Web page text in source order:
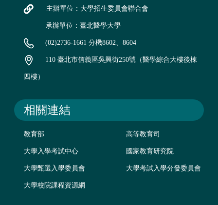
主辦單位：大學招生委員會聯合會
承辦單位：臺北醫學大學
(02)2736-1661 分機8602、8604
110 臺北市信義區吳興街250號（醫學綜合大樓後棟
四樓）
相關連結
教育部 高等教育司
大學入學考試中心 國家教育研究院
大學甄選入學委員會 大學考試入學分發委員會
大學校院課程資源網